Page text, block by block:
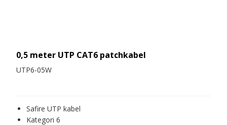
0,5 meter UTP CAT6 patchkabel
UTP6-05W
Safire UTP kabel
Kategori 6